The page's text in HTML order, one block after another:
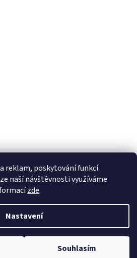
reklam, poskytování funkcí
naší návštěvnosti využíváme
zde.
Nastavení
Souhlasím
práva vyhrazena.Upravit nastavení